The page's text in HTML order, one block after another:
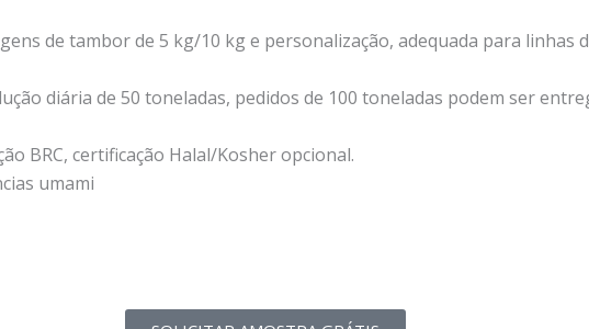
de tambor de 5 kg/10 kg e personalização, adequada para linhas
diária de 50 toneladas, pedidos de 100 toneladas podem ser
BRC, certificação Halal/Kosher opcional.
umami